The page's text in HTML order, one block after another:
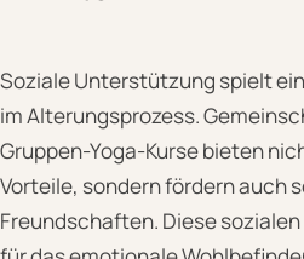
Soziale Unterstützung spielt
im Alterungsprozess.
Gruppen-Yoga-Kurse bieten
Vorteile, sondern fördern auch
Freundschaften. Diese